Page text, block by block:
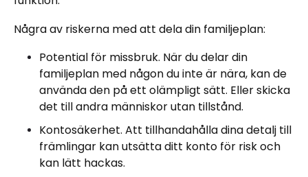
Några av riskerna med att dela din familjeplan:
Potential för missbruk. När du delar din
familjeplan med någon du inte är nära, kan de
använda den på ett olämpligt sätt. Eller skicka
det till andra människor utan tillstånd.
Kontosäkerhet. Att tillhandahålla dina detalj till
främlingar kan utsätta ditt konto för risk och
kan lätt hackas.